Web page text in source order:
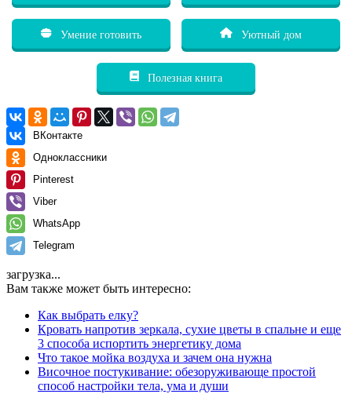
Умение готовить Уютный дом
Полезная книга
ВКонтакте
Одноклассники
Pinterest
Viber
WhatsApp
Telegram
загрузка...
Вам также может быть интересно:
Как выбрать елку?
Кровать напротив зеркала, сухие цветы в спальне и еще
3 способа испортить энергетику дома
Что такое мойка воздуха и зачем она нужна
Височное постукивание: обезоруживающе простой
способ настройки тела, ума и души